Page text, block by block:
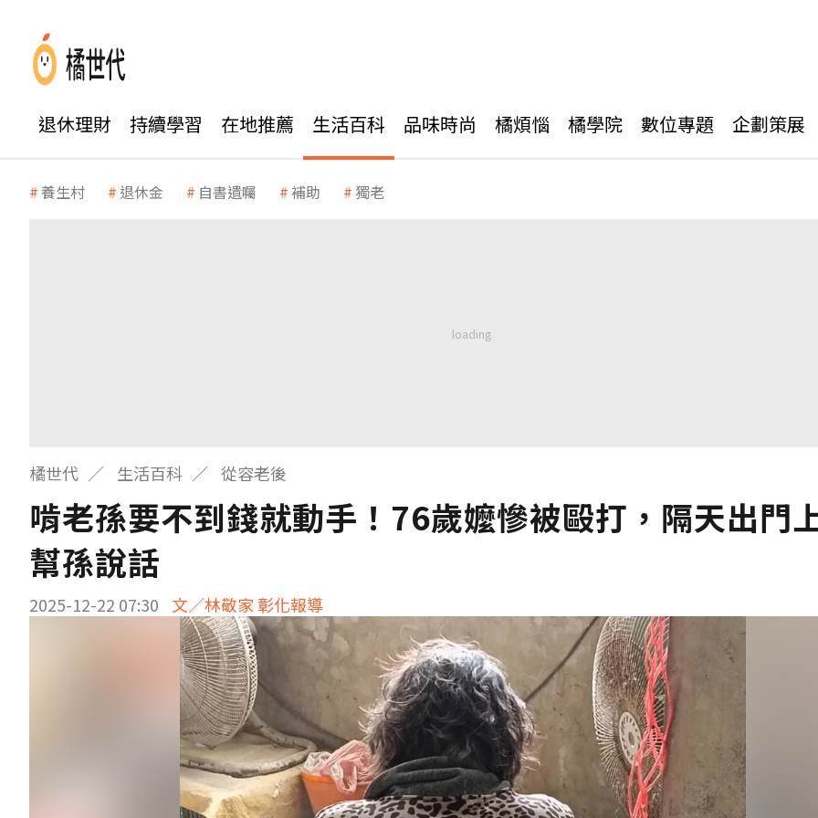
退休理財 持續學習 在地推薦 生活百科 品味時尚 橘煩惱 橘學院 數位專題 企劃策展
養生村 退休金 自書遺囑 補助 獨老
橘世代 生活百科 從容老後
啃老孫要不到錢就動手！76歲嬤慘被毆打，隔天出門
幫孫說話
2025-12-22 07:30 文／林敬家 彰化報導